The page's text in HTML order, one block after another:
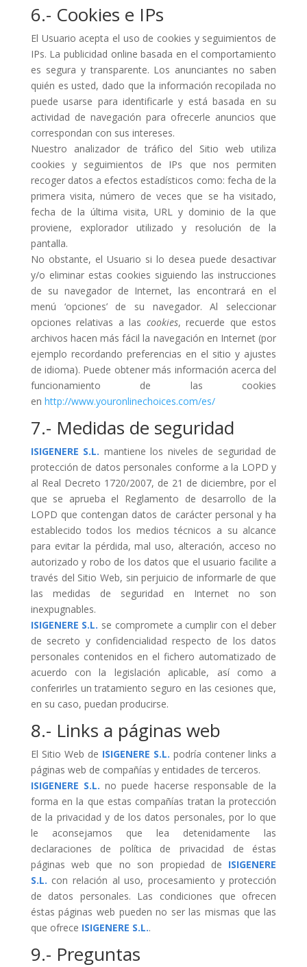
6.- Cookies e IPs
El Usuario acepta el uso de cookies y seguimientos de
IPs. La publicidad online basada en el comportamiento
es segura y transparente. Los anunciantes no saben
quién es usted, dado que la información recopilada no
puede usarse para identificarle y está basada en su
actividad de navegación para ofrecerle anuncios que
correspondan con sus intereses.
Nuestro analizador de tráfico del Sitio web utiliza
cookies y seguimientos de IPs que nos permiten
recoger datos a efectos estadísticos como: fecha de la
primera visita, número de veces que se ha visitado,
fecha de la última visita, URL y dominio de la que
proviene, explorador utilizado y resolución de la
pantalla.
No obstante, el Usuario si lo desea puede desactivar
y/o eliminar estas cookies siguiendo las instrucciones
de su navegador de Internet, las encontrará en el
menú ‘opciones’ de su navegador. Al seleccionar
opciones relativas a las cookies, recuerde que estos
archivos hacen más fácil la navegación en Internet (por
ejemplo recordando preferencias en el sitio y ajustes
de idioma). Puede obtener más información acerca del
funcionamiento de las cookies
en http://www.youronlinechoices.com/es/
7.- Medidas de seguridad
ISIGENERE S.L. mantiene los niveles de seguridad de
protección de datos personales conforme a la LOPD y
al Real Decreto 1720/2007, de 21 de diciembre, por el
que se aprueba el Reglamento de desarrollo de la
LOPD que contengan datos de carácter personal y ha
establecido todos los medios técnicos a su alcance
para evitar la pérdida, mal uso, alteración, acceso no
autorizado y robo de los datos que el usuario facilite a
través del Sitio Web, sin perjuicio de informarle de que
las medidas de seguridad en Internet no son
inexpugnables.
ISIGENERE S.L. se compromete a cumplir con el deber
de secreto y confidencialidad respecto de los datos
personales contenidos en el fichero automatizado de
acuerdo con la legislación aplicable, así como a
conferirles un tratamiento seguro en las cesiones que,
en su caso, puedan producirse.
8.- Links a páginas web
El Sitio Web de ISIGENERE S.L. podría contener links a
páginas web de compañías y entidades de terceros.
ISIGENERE S.L. no puede hacerse responsable de la
forma en la que estas compañías tratan la protección
de la privacidad y de los datos personales, por lo que
le aconsejamos que lea detenidamente las
declaraciones de política de privacidad de éstas
páginas web que no son propiedad de ISIGENERE
S.L. con relación al uso, procesamiento y protección
de datos personales. Las condiciones que ofrecen
éstas páginas web pueden no ser las mismas que las
que ofrece ISIGENERE S.L..
9.- Preguntas